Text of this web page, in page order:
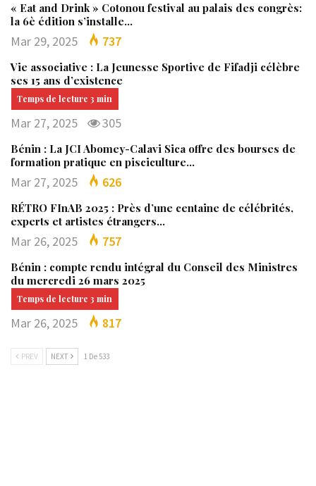
« Eat and Drink » Cotonou festival au palais des congrès:
la 6è édition s’installe…
Mar 29, 2025 737
Vie associative : La Jeunesse Sportive de Fifadji célèbre
ses 15 ans d’existence
Mar 27, 2025 305
Bénin : La JCI Abomey-Calavi Sica offre des bourses de
formation pratique en pisciculture…
Mar 27, 2025 626
RÉTRO FInAB 2025 : Près d’une centaine de célébrités,
experts et artistes étrangers…
Mar 26, 2025 757
Bénin : compte rendu intégral du Conseil des Ministres
du mercredi 26 mars 2025
Mar 26, 2025 817
PREV NEXT 1 De 533